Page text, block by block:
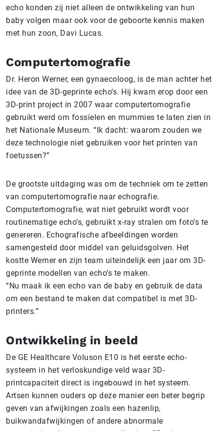
echo konden zij niet alleen de ontwikkeling van hun
baby volgen maar ook voor de geboorte kennis maken
met hun zoon, Davi Lucas.
Computertomografie
Dr. Heron Werner, een gynaecoloog, is de man achter het
idee van de 3D-geprinte echo’s. Hij kwam erop door een
3D-print project in 2007 waar computertomografie
gebruikt werd om fossielen en mummies te laten zien in
het Nationale Museum. “Ik dacht: waarom zouden we
deze technologie niet gebruiken voor het printen van
foetussen?”
De grootste uitdaging was om de techniek om te zetten
van computertomografie naar echografie.
Computertomografie, wat niet gebruikt wordt voor
routinematige echo’s, gebruikt x-ray stralen om foto’s te
genereren. Echografische afbeeldingen worden
samengesteld door middel van geluidsgolven. Het
kostte Werner en zijn team uiteindelijk een jaar om 3D-
geprinte modellen van echo’s te maken.
“Nu maak ik een echo van de baby en gebruik de data
om een bestand te maken dat compatibel is met 3D-
printers.”
Ontwikkeling in beeld
De GE Healthcare Voluson E10 is het eerste echo-
systeem in het verloskundige veld waar 3D-
printcapaciteit direct is ingebouwd in het systeem.
Artsen kunnen ouders op deze manier een beter begrip
geven van afwijkingen zoals een hazenlip,
buikwandafwijkingen of andere abnormale